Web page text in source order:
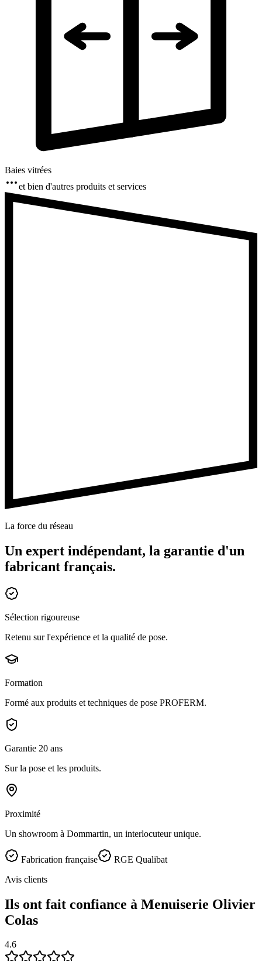
Baies vitrées
et bien d'autres produits et services
La force du réseau
Un expert indépendant, la garantie d'un
fabricant français.
Sélection rigoureuse
Retenu sur l'expérience et la qualité de pose.
Formation
Formé aux produits et techniques de pose PROFERM.
Garantie 20 ans
Sur la pose et les produits.
Proximité
Un showroom à Dommartin, un interlocuteur unique.
Fabrication française
RGE Qualibat
Avis clients
Ils ont fait confiance à Menuiserie Olivier
Colas
4.6